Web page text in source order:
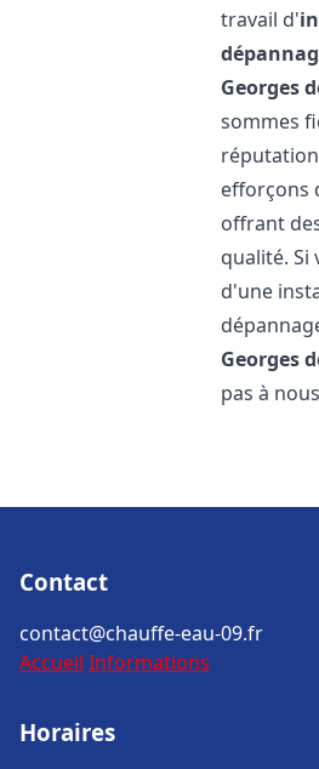
travail d'
Georges
sommes
efforçons
offrant
qualité. Si
d'une
Georges
pas à nous
Contact
contact@chauffe-eau-09.fr
Accueil Informations
Horaires